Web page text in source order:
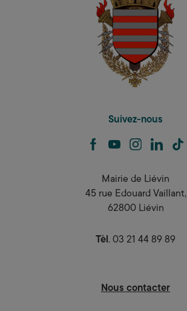
Suivez-nous
facebookyoutubeinstagram
linkedin
Mairie de Liévin
45 rue Edouard Vaillant,
62800 Liévin
Tèl . 03 21 44 89 89
Nous contacter